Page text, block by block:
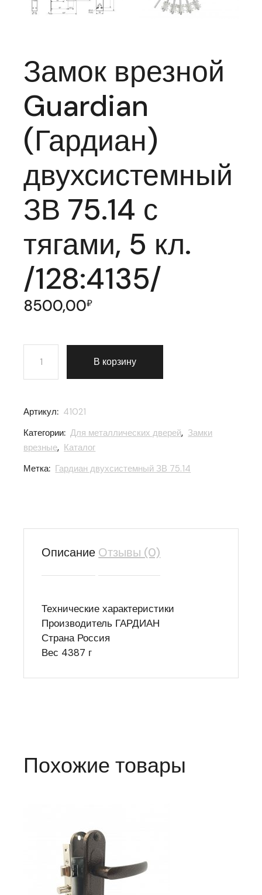
Замок врезной
Guardian
(Гардиан)
двухсистемный
ЗВ 75.14 с
тягами, 5 кл.
/128:4135/
8500,00₽
Количество товара Замок врезной Guardian
В корзину
Артикул: 41021
Категории: Для металлических дверей, Замки
врезные, Каталог
Метка: Гардиан двухсистемный ЗВ 75.14
Описание Отзывы (0)
Технические характеристики
Производитель ГАРДИАН
Страна Россия
Вес 4387 г
Похожие товары